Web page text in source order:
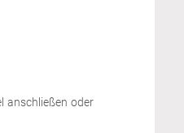
anschließen oder